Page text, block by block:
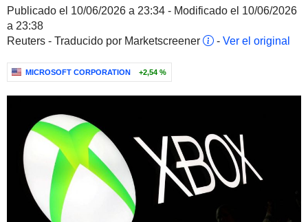
Publicado el 10/06/2026 a 23:34 - Modificado el 10/06/2026
a 23:38
Reuters - Traducido por Marketscreener
- Ver el original
MICROSOFT CORPORATION +2,54 %